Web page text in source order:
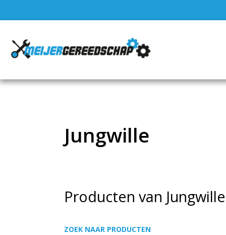
Jungwille
Producten van Jungwille
ZOEK NAAR PRODUCTEN